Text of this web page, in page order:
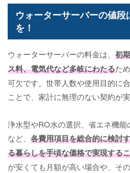
ウォーターサーバーの値
を！
ウォーターサーバーの料金は、 初
ス料、電気代など多岐にわたるた
可欠です。世帯人数や使用目的に
ことで、家計に無理のない契約が実
浄水型やRO水の選択、省エネ機
など、 各費用項目を総合的に検討
る暮らしを手頃な価格で実現する
が安くても月額が高い場合や、そ